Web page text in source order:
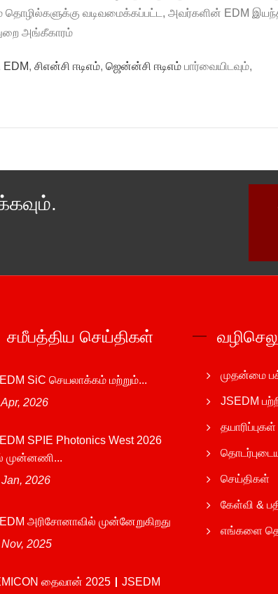
வடிவமைக்கப்பட்ட, அவர்களின் EDM
அங்கீகாரம்
EDM, சிஎன்சி ஈடிஎம், ஜென்ன்சி ஈடிஎம் பார்வையிடவும்,
சமீபத்திய செய்திகள்
SiC செயலாக்கம் மற்றும்...
2026
SPIE Photonics West 2026
முன்னணி...
2026
அரிசோனாவில் முன்னேறுகிறது
2025
தைவான் 2025｜JSEDM
முதன்மை
JSEDM
தயாரிப்புகள்
செய்திகள்
கேள்வி &
எங்களை